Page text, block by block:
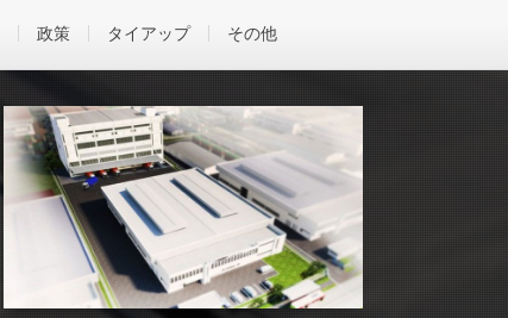
政策 タイアップ その他